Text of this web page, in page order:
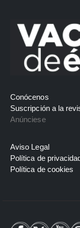
Conócenos
Suscripción a la
Anúnciese
Aviso Legal
Política de
Política de cookies